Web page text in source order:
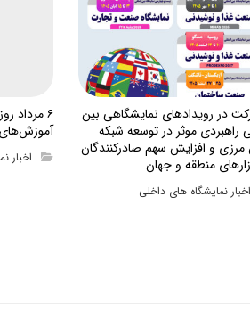
در رویدادهای نمایشگاهی بین
راهبردی موثر در توسعه شبکه
مرزی و افزایش سهم صادرکنندگان
منطقه و جهان
اخبار نمایشگاه های داخلی
۶ مرداد
اخبار